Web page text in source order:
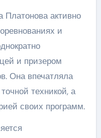
активно
и
и призером
Она впечатляла
техникой, а
своих программ.